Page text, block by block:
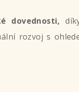
dovednosti,
rozvoj s